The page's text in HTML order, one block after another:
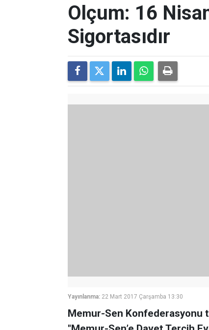
Olçum: 16
Sigortasıdır
Yayınlanma: 22 Mart 2017 Çarşamba 13:30
Memur-Sen Konfederasyonu